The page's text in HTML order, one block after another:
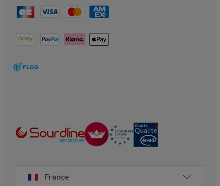
France